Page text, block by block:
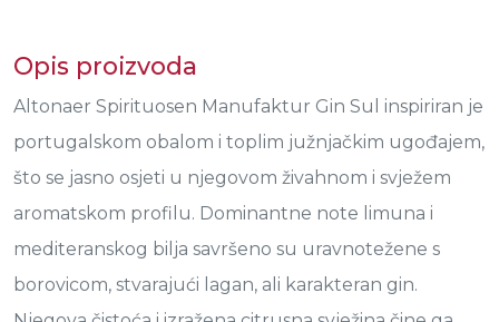
Opis proizvoda
Altonaer Spirituosen Manufaktur Gin Sul inspiriran je
portugalskom obalom i toplim južnjačkim ugođajem,
što se jasno osjeti u njegovom živahnom i svježem
aromatskom profilu. Dominantne note limuna i
mediteranskog bilja savršeno su uravnotežene s
borovicom, stvarajući lagan, ali karakteran gin.